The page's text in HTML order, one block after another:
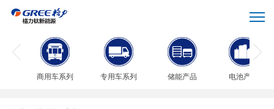
商用车系列 专用车系列 储能产品 电池产品